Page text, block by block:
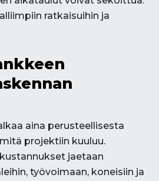
ratkaisuihin ja
aina perusteellisesta
projektiin kuuluu.
jaetaan
työvoimaan, koneisiin ja